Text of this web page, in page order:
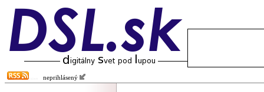
neprihlásený